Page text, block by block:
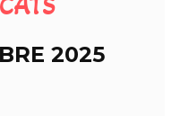
2025